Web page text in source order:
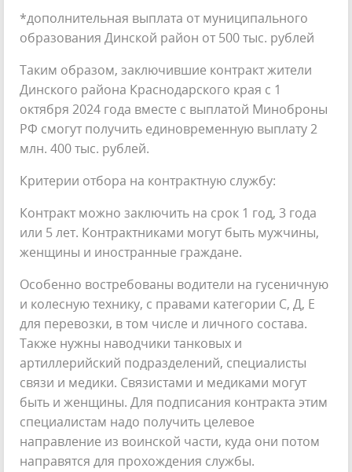
*дополнительная выплата от муниципального
образования Динской район от 500 тыс. рублей
Таким образом, заключившие контракт жители
Динского района Краснодарского края с 1
октября 2024 года вместе с выплатой Миноброны
РФ смогут получить единовременную выплату 2
млн. 400 тыс. рублей.
Критерии отбора на контрактную службу:
Контракт можно заключить на срок 1 год, 3 года
или 5 лет. Контрактниками могут быть мужчины,
женщины и иностранные граждане.
Особенно востребованы водители на гусеничную
и колесную технику, с правами категории С, Д, Е
для перевозки, в том числе и личного состава.
Также нужны наводчики танковых и
артиллерийский подразделений, специалисты
связи и медики. Связистами и медиками могут
быть и женщины. Для подписания контракта этим
специалистам надо получить целевое
направление из воинской части, куда они потом
направятся для прохождения службы.